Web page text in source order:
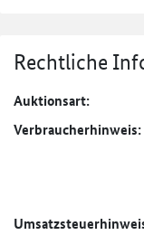
Rechtliche
Auktionsart:
Verbraucher­hinweis: